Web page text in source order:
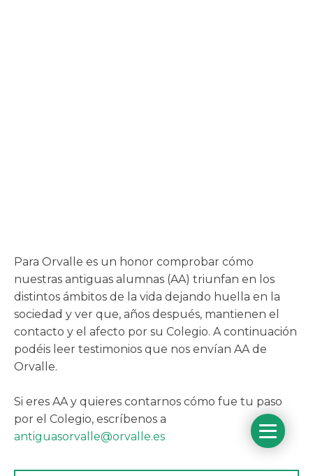
Para Orvalle es un honor comprobar cómo
nuestras antiguas alumnas (AA) triunfan en los
distintos ámbitos de la vida dejando huella en la
sociedad y ver que, años después, mantienen el
contacto y el afecto por su Colegio. A continuación
podéis leer testimonios que nos envían AA de
Orvalle.
Si eres AA y quieres contarnos cómo fue tu paso
por el Colegio, escríbenos a
antiguasorvalle@orvalle.es